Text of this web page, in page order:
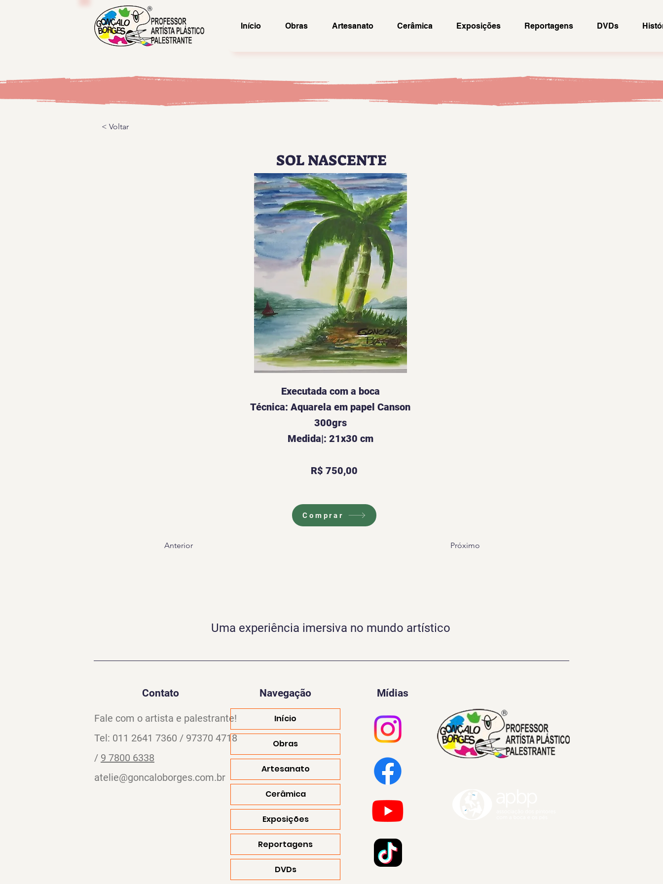
Início Obras Artesanato Cerâmica Exposições Reportagens DVDs
< Voltar
SOL NASCENTE
Executada com a boca
Técnica: Aquarela em papel Canson
300grs
Medida|: 21x30 cm
R$ 750,00
Comprar
Anterior Próximo
Uma experiência imersiva no mundo artístico
Contato
Fale com o artista e palestrante!
Tel: 011 2641 7360 / 97370 4718
/ 9 7800 6338
atelie@goncaloborges.com.br
Navegação
Início
Obras
Artesanato
Cerâmica
Exposições
Reportagens
DVDs
Mídias